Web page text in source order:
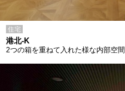
住宅
港北-K
2つの箱を重ねて入れた様な内部空間